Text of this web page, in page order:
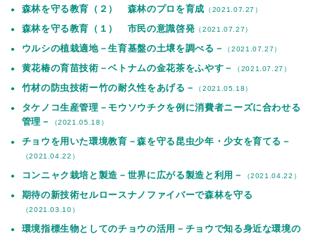
森林を守る教育（２） 森林のプロを育成 （2021.07.27）
森林を守る教育（１） 市民の意識啓発 （2021.07.27）
ウルシの植栽適地－生育基盤の土壌を調べる－ （2021.07.27）
黄花椿の育苗技術－ベトナムの金花茶をふやす－ （2021.07.27）
竹材の防虫技術ー竹の耐久性をあげる－ （2021.05.18）
タケノコ生産管理－モウソウチクを例に消費者ニーズに合わせる
管理－
（2021.05.18）
チョウを用いた環境教育－森を守る昆虫少年・少女を育てる－
（2021.04.22）
コンニャク栽培と製造－世界に広がる製造と利用－ （2021.04.22）
期待の新技術セルロースナノファイバーで森林を守る
（2021.03.10）
環境指標生物としてのチョウの活用－チョウで知る身近な環境の